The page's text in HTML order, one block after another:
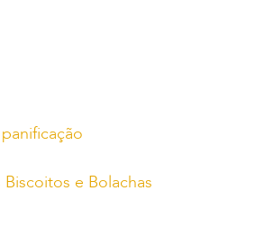
e Bolachas